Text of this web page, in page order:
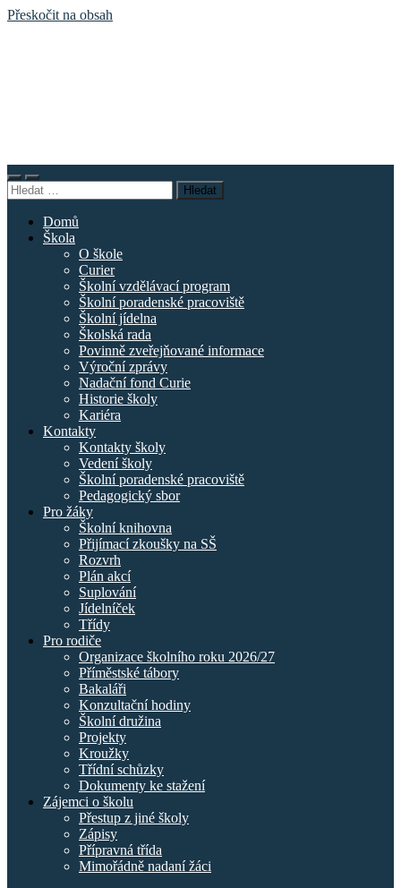
Přeskočit na obsah
Přepnout
mobilní
Přepnout
vyhledávací
Vyhledávání
Domů
Škola
O škole
Curier
Školní vzdělávací program
Školní poradenské pracoviště
Školní jídelna
Školská rada
Povinně zveřejňované informace
Výroční zprávy
Nadační fond Curie
Historie školy
Kariéra
Kontakty
Kontakty školy
Vedení školy
Školní poradenské pracoviště
Pedagogický sbor
Pro žáky
Školní knihovna
Přijímací zkoušky na SŠ
Rozvrh
Plán akcí
Suplování
Jídelníček
Třídy
Pro rodiče
Organizace školního roku 2026/27
Příměstské tábory
Bakaláři
Konzultační hodiny
Školní družina
Projekty
Kroužky
Třídní schůzky
Dokumenty ke stažení
Zájemci o školu
Přestup z jiné školy
Zápisy
Přípravná třída
Mimořádně nadaní žáci